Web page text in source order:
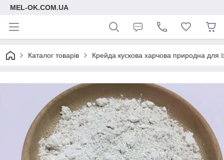
MEL-OK.COM.UA
Каталог товарів Крейда кускова харчова природна для